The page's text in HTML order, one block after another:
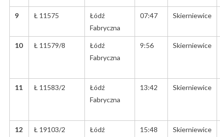
9 Ł 11575
Łódź
Fabryczna
07:47 Skierniewice
10 Ł 11579/8
Łódź
Fabryczna
9:56 Skierniewice
11 Ł 11583/2
Łódź
Fabryczna
13:42 Skierniewice
12 Ł 19103/2
Łódź
15:48 Skierniewice